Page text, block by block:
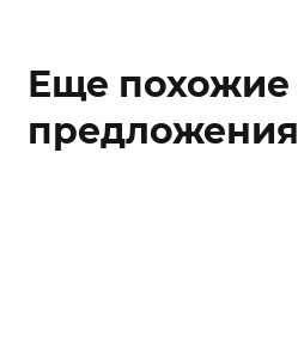
Еще похожие
предложения